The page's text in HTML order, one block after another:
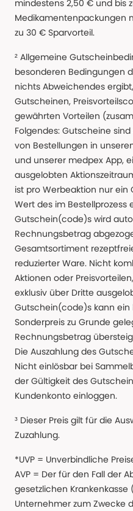
mindestens 2,50 € und bis
Medikamentenpackungen
zu 30 € Sparvorteil.
² Allgemeine
besonderen Bedingungen
nichts Abweichendes
Gutscheinen,
gewährten Vorteilen
Folgendes: Gutscheine
von Bestellungen in
und unserer medpex App,
ausgelobten
ist pro Werbeaktion nur ein
Wert des im Bestellprozess
Gutschein(code)s wird
Rechnungsbetrag
Gesamtsortiment
reduzierter Ware. Nicht
Aktionen oder
exklusiv über Dritte
Gutschein(code)s kann ein
Sonderpreis zu Grunde
Rechnungsbetrag
Die Auszahlung des
Nicht einlösbar bei
der Gültigkeit des
Kundenkonto einloggen.
³ Dieser Preis gilt für die
Zuzahlung.
*UVP = Unverbindliche
AVP = Der für den Fall der
gesetzlichen
Unternehmer zum Zwecke